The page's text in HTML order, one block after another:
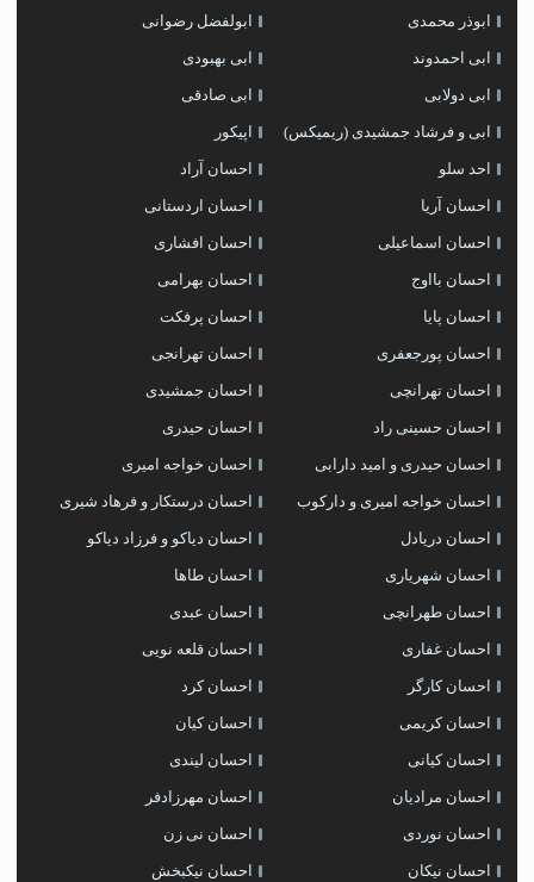
ابوذر محمدی ابولفضل رضوانی
ابی احمدوند ابی بهبودی
ابی دولابی ابی صادقی
ابی و فرشاد جمشیدی (ریمیکس) اپیکور
احد سلو احسان آراد
احسان آریا احسان اردستانی
احسان اسماعیلی احسان افشاری
احسان بااوج احسان بهرامی
احسان پایا احسان پرفکت
احسان پورجعفری احسان تهرانجی
احسان تهرانچی احسان جمشیدی
احسان حسینی راد احسان حیدری
احسان حیدری و امید دارابی احسان خواجه امیری
احسان خواجه امیری و دارکوب احسان درستكار و فرهاد شيرى
احسان دریادل احسان دیاکو و فرزاد دیاکو
احسان شهریاری احسان طاها
احسان طهرانچی احسان عبدی
احسان غفاری احسان قلعه نویی
احسان کارگر احسان کرد
احسان کریمی احسان کیان
احسان کیانی احسان لیندی
احسان مرادیان احسان مهرزادفر
احسان نوردی احسان نی زن
احسان نیکان احسان نیکبخش